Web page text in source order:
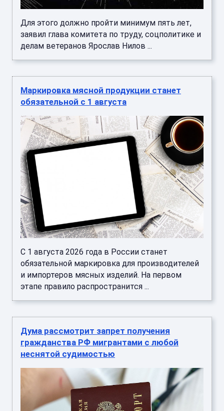
Для этого должно пройти минимум пять лет,
заявил глава комитета по труду, соцполитике и
делам ветеранов Ярослав Нилов ...
Маркировка мясной продукции станет
обязательной с 1 августа
С 1 августа 2026 года в России станет
обязательной маркировка для производителей
и импортеров мясных изделий. На первом
этапе правило распространится ...
Дума рассмотрит запрет получения
гражданства РФ мигрантами с любой
неснятой судимостью